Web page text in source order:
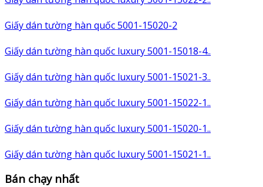
Giấy dán tường hàn quốc 5001-15020-2
Giấy dán tường hàn quốc luxury 5001-15018-4..
Giấy dán tường hàn quốc luxury 5001-15021-3..
Giấy dán tường hàn quốc luxury 5001-15022-1..
Giấy dán tường hàn quốc luxury 5001-15020-1..
Giấy dán tường hàn quốc luxury 5001-15021-1..
Bán chạy nhất